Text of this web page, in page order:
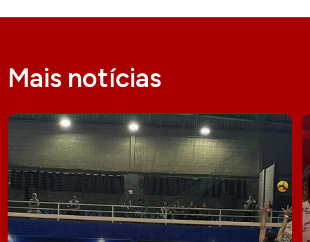
Mais notícias